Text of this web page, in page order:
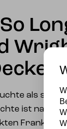
als
ist nach
Frank